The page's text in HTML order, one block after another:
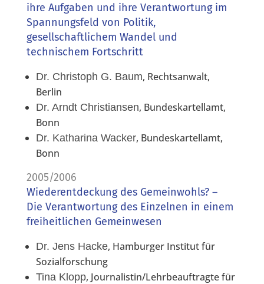
ihre Aufgaben und ihre Verantwortung im
Spannungsfeld von Politik,
gesellschaftlichem Wandel und
technischem Fortschritt
Dr. Christoph G. Baum, Rechtsanwalt,
Berlin
Dr. Arndt Christiansen, Bundeskartellamt,
Bonn
Dr. Katharina Wacker, Bundeskartellamt,
Bonn
2005/2006
Wiederentdeckung des Gemeinwohls? –
Die Verantwortung des Einzelnen in einem
freiheitlichen Gemeinwesen
Dr. Jens Hacke, Hamburger Institut für
Sozialforschung
Tina Klopp, Journalistin/Lehrbeauftragte für